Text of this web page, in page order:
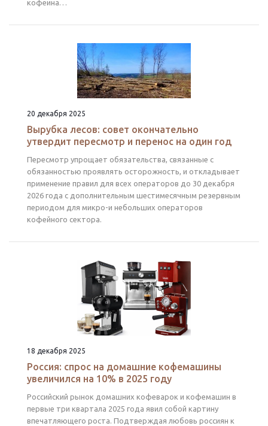
кофеина…
20 декабря 2025
Вырубка лесов: совет окончательно
утвердит пересмотр и перенос на один год
Пересмотр упрощает обязательства, связанные с
обязанностью проявлять осторожность, и откладывает
применение правил для всех операторов до 30 декабря
2026 года с дополнительным шестимесячным резервным
периодом для микро-и небольших операторов
кофейного сектора.
18 декабря 2025
Россия: спрос на домашние кофемашины
увеличился на 10% в 2025 году
Российский рынок домашних кофеварок и кофемашин в
первые три квартала 2025 года явил собой картину
впечатляющего роста. Подтверждая любовь россиян к